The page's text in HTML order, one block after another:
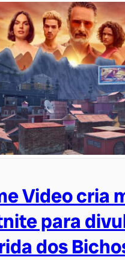
Video cria
para
dos